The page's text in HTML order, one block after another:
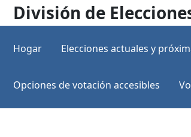
División de
Hogar Elecciones actuales y
Opciones de votación accesibles